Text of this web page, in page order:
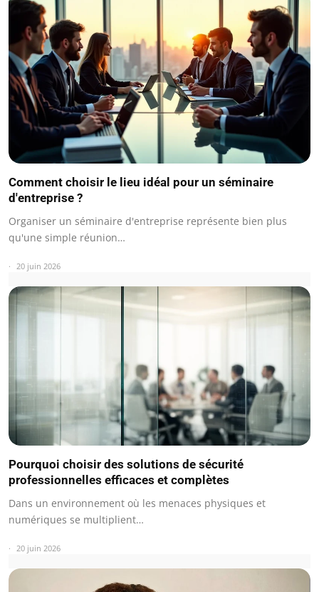
Comment choisir le lieu idéal pour un séminaire
d'entreprise ?
Organiser un séminaire d'entreprise représente bien plus
qu'une simple réunion…
20 juin 2026
Pourquoi choisir des solutions de sécurité
professionnelles efficaces et complètes
Dans un environnement où les menaces physiques et
numériques se multiplient…
20 juin 2026